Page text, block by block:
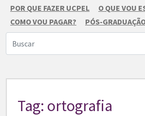
POR QUE FAZER UCPEL
O QUE VOU
COMO VOU PAGAR?
PÓS-
Tag: ortografia